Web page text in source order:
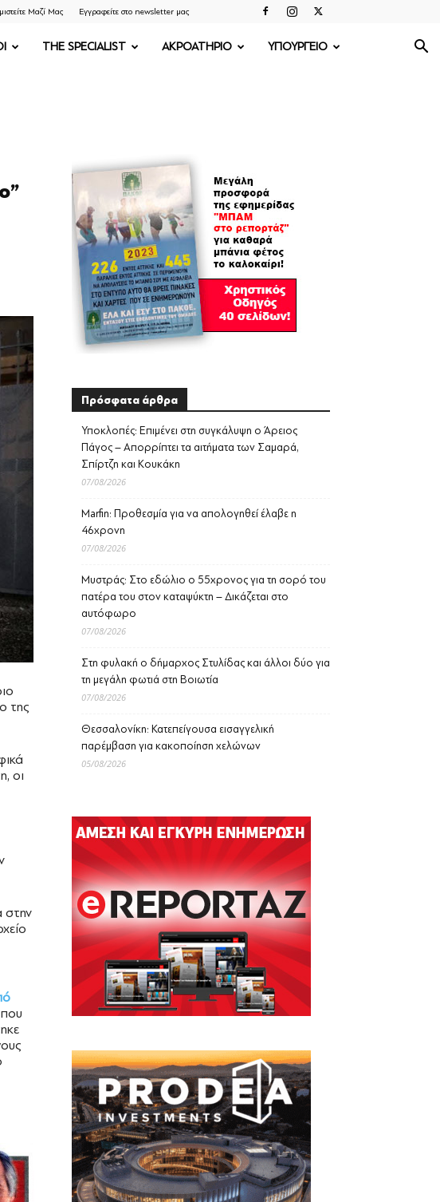
Μαζί Μας Εγγραφείτε στο newsletter μας
THE SPECIALIST ΑΚΡΟΑΤΗΡΙΟ ΥΠΟΥΡΓΕΙΟ
της
οι
στην
Πρόσφατα άρθρα
Υποκλοπές: Επιμένει στη συγκάλυψη ο Άρειος
Πάγος – Απορρίπτει τα αιτήματα των Σαμαρά,
Σπίρτζη και Κουκάκη
07/08/2026
Marfin: Προθεσμία για να απολογηθεί έλαβε η
46χρονη
07/08/2026
Μυστράς: Στο εδώλιο ο 55χρονος για τη σορό του
πατέρα του στον καταψύκτη – Δικάζεται στο
αυτόφωρο
07/08/2026
Στη φυλακή ο δήμαρχος Στυλίδας και άλλοι δύο για
τη μεγάλη φωτιά στη Βοιωτία
07/08/2026
Θεσσαλονίκη: Κατεπείγουσα εισαγγελική
παρέμβαση για κακοποίηση χελώνων
05/08/2026